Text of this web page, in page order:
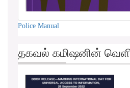
Police Manual
தகவல் கமிஷனின்